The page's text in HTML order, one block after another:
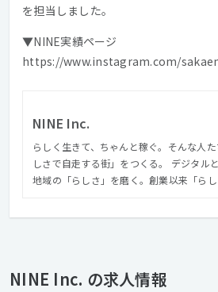
を担当しました。
▼NINE実績ページ
https://www.instagram.com/
NINE Inc.
らしく生きて、ちゃんと稼ぐ。そんな人
しさで自走する街」をつくる。 デジタルとクリエイターの力で、
地域の「らしさ」を磨く。創業以来「ら
NINE Inc. の求人情報